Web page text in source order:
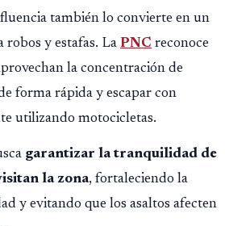
también lo convierte en un
y estafas. La PNC reconoce
la concentración de
forma rápida y escapar con
utilizando motocicletas.
garantizar la tranquilidad de
la zona, fortaleciendo la
y evitando que los asaltos afecten